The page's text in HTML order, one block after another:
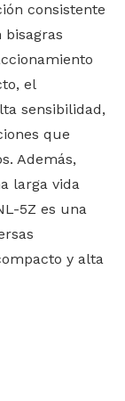
consistente
bisagras
el
sensibilidad,
que
Además,
larga vida
5Z es una
y alta